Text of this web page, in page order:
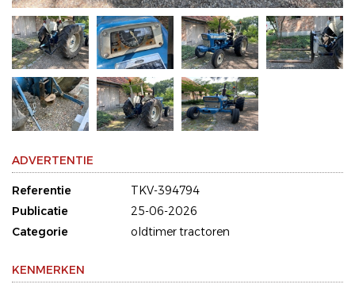
ADVERTENTIE
Referentie
TKV-394794
Publicatie
25-06-2026
Categorie
oldtimer tractoren
KENMERKEN